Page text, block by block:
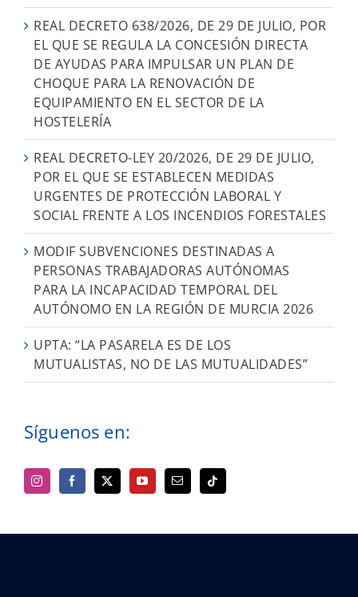
REAL DECRETO 638/2026, DE 29 DE JULIO, POR
EL QUE SE REGULA LA CONCESIÓN DIRECTA
DE AYUDAS PARA IMPULSAR UN PLAN DE
CHOQUE PARA LA RENOVACIÓN DE
EQUIPAMIENTO EN EL SECTOR DE LA
HOSTELERÍA
REAL DECRETO-LEY 20/2026, DE 29 DE JULIO,
POR EL QUE SE ESTABLECEN MEDIDAS
URGENTES DE PROTECCIÓN LABORAL Y
SOCIAL FRENTE A LOS INCENDIOS FORESTALES
MODIF SUBVENCIONES DESTINADAS A
PERSONAS TRABAJADORAS AUTÓNOMAS
PARA LA INCAPACIDAD TEMPORAL DEL
AUTÓNOMO EN LA REGIÓN DE MURCIA 2026
UPTA: “LA PASARELA ES DE LOS
MUTUALISTAS, NO DE LAS MUTUALIDADES”
Síguenos en: